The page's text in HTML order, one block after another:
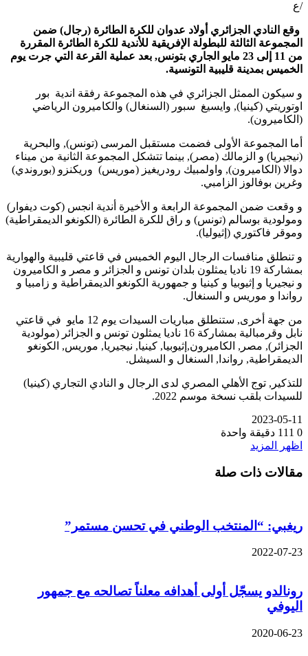
/ع
وقع النادي الجزائري أولاد عدوان للكرة الطائرة (رجال) ضمن
المجموعة الثالثة للبطولة الإفريقية للأندية للكرة الطائرة المقررة
من 11 إلى 23 مايو الجاري بتونس, بعد عملية القرعة التي جرت يوم
الخميس بمدينة قليبية التونسية.
و سيكون الممثل الجزائري في هذه المجموعة رفقة اندية بور
اوتوريتي (كينيا), وايسيغ سبور (السنغال) والكاميرون الرياضي
(الكاميرون).
أما المجموعة الأولى فضمت مستقبل المرسى (تونس), والبحرية
(نيجيريا) و الزمالك (مصر), بينما تتشكل المجموعة الثانية من ميناء
دوالا (الكاميرون), واولمبيك رودريغيز (موريس) وريكنزو (بوروندي)
وغرين بوفالوز الزامبي.
و وقعت ضمن المجموعة الرابعة و الأخيرة أندية انجس (كوت ديفوار)
ومولودية بوسالم (تونس) و راق للكرة الطائرة (الكونغو الديمقراطية)
وموقر فاكتوري (إثيوليا).
و تنطلق منافسات الرجال اليوم الخميس في قاعتي قليبية والهوارية
بمشاركة 19 ناديا يمثلون بلدان تونس و الجزائر و مصر و الكاميرون
و نيجيريا و إثيوبيا و كينيا و جمهورية الكونغو الديمقراطية و زامبيا و
رواندا و موريس و السنغال.
من جهة أخرى, ستنطلق مباريات السيدات يوم 12 مايو في قاعتي
نابل وقرمبالية بمشاركة 16 ناديا يمثلون تونس و الجزائر (مولودية
الجزائر), مصر, الكاميرون,إثيوبيا, كينيا, نيجيريا, موريس, الكونغو
الديمقراطية, رواندا, السنغال و السيشل.
للتذكير, توج الأهلي المصري لدى الرجال و النادي التجاري (كينيا)
للسيدات بلقب نسخة موسم 2022.
2023-05-11
0
دقيقة واحدة
اظهر المزيد
مقالات ذات صلة
ريغبي: “المنتخب الوطني في تحسن مستمر”
2022-07-23
رونالدو يسجّل أولى أهدافه معلناً تصالحه مع جمهور
اليوفي
2020-06-23